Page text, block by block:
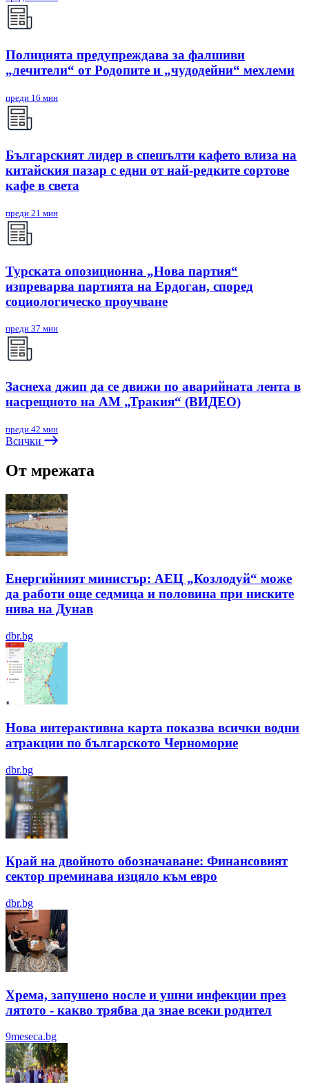
Полицията предупреждава за фалшиви
„лечители“ от Родопите и „чудодейни“ мехлеми
преди 16 мин
Българският лидер в спешълти кафето влиза на
китайския пазар с едни от най-редките сортове
кафе в света
преди 21 мин
Турската опозиционна „Нова партия“
изпреварва партията на Ердоган, според
социологическо проучване
преди 37 мин
Заснеха джип да се движи по аварийната лента в
насрещното на АМ „Тракия“ (ВИДЕО)
преди 42 мин
Всички
От мрежата
Енергийният министър: АЕЦ „Козлодуй“ може
да работи още седмица и половина при ниските
нива на Дунав
dbr.bg
Нова интерактивна карта показва всички водни
атракции по българското Черноморие
dbr.bg
Край на двойното обозначаване: Финансовият
сектор преминава изцяло към евро
dbr.bg
Хрема, запушено носле и ушни инфекции през
лятотo - какво трябва да знае всеки родител
9meseca.bg